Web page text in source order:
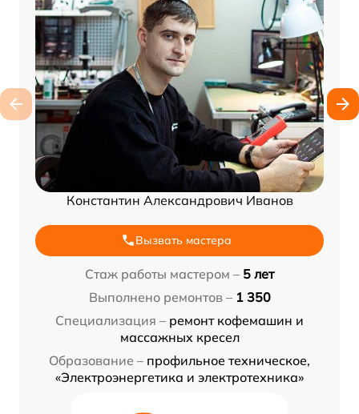
Константин Александрович Иванов
Вызвать мастера
Стаж работы мастером – 5 лет
Выполнено ремонтов – 1 350
Специализация – ремонт кофемашин и
массажных кресел
Образование – профильное техническое,
«Электроэнергетика и электротехника»